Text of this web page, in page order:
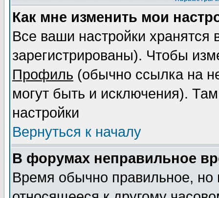
Как мне изменить мои
Все ваши настройки
зарегистрированы). Чтобы
Профиль (обычно ссылка на
могут быть и исключения).
настройки
Вернуться к началу
В форумах неправильное
Время обычно правильное,